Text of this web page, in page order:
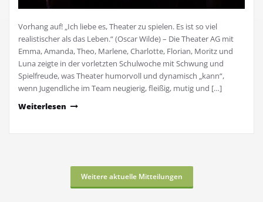
Vorhang auf! „Ich liebe es, Theater zu spielen. Es ist so viel
realistischer als das Leben.“ (Oscar Wilde) – Die Theater AG mit
Emma, Amanda, Theo, Marlene, Charlotte, Florian, Moritz und
Luna zeigte in der vorletzten Schulwoche mit Schwung und
Spielfreude, was Theater humorvoll und dynamisch „kann“,
wenn Jugendliche im Team neugierig, fleißig, mutig und […]
Weiterlesen
Weitere aktuelle Mitteilungen